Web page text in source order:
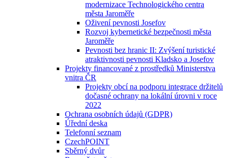
modernizace Technologického centra
města Jaroměře
Oživení pevnosti Josefov
Rozvoj kybernetické bezpečnosti města
Jaroměře
Pevnosti bez hranic II: Zvýšení turistické
atraktivnosti pevnosti Kladsko a Josefov
Projekty financované z prostředků Ministerstva
vnitra ČR
Projekty obcí na podporu integrace držitelů
dočasné ochrany na lokální úrovni v roce
2022
Ochrana osobních údajů (GDPR)
Úřední deska
Telefonní seznam
CzechPOINT
Sběrný dvůr